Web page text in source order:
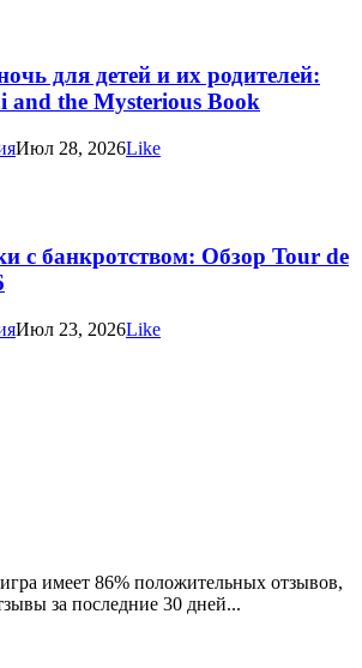
для детей и их родителей:
and the Mysterious Book
Июл 28, 2026Like
с банкротством: Обзор Tour de
Июл 23, 2026Like
имеет 86% положительных отзывов,
за последние 30 дней...